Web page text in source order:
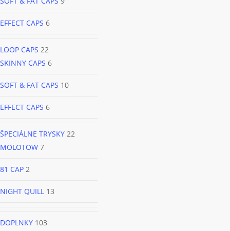
EFFECT CAPS 6
LOOP CAPS 22
SKINNY CAPS 6
SOFT & FAT CAPS 10
EFFECT CAPS 6
ŠPECIÁLNE TRYSKY 22
MOLOTOW 7
81 CAP 2
NIGHT QUILL 13
DOPLNKY 103